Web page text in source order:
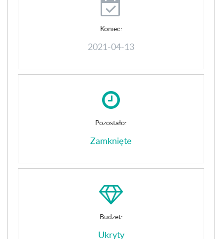
Koniec:
2021-04-13
Pozostało:
Zamknięte
Budżet:
Ukryty